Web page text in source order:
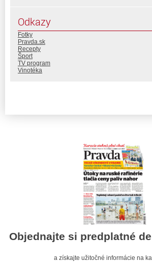
Odkazy
Fotky
Pravda.sk
Recepty
Šport
TV program
Vinotéka
Objednajte si predplatné
a získajte užitočné informácie na